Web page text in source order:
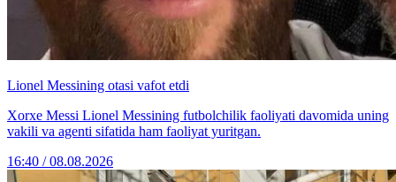
Lionel Messining otasi vafot etdi
Xorxe Messi Lionel Messining futbolchilik faoliyati davomida uning
vakili va agenti sifatida ham faoliyat yuritgan.
16:40 / 08.08.2026